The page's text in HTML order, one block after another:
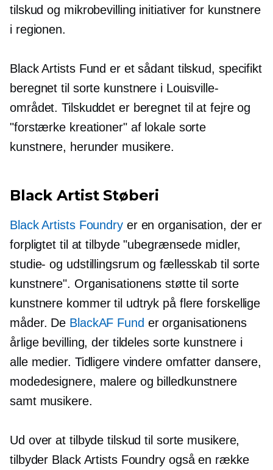
tilskud og mikrobevilling initiativer for kunstnere
i regionen.
Black Artists Fund er et sådant tilskud, specifikt
beregnet til sorte kunstnere i Louisville-
området. Tilskuddet er beregnet til at fejre og
"forstærke kreationer" af lokale sorte
kunstnere, herunder musikere.
Black Artist Støberi
Black Artists Foundryer en organisation, der er
forpligtet til at tilbyde "ubegrænsede midler,
studie- og udstillingsrum og fællesskab til sorte
kunstnere". Organisationens støtte til sorte
kunstnere kommer til udtryk på flere forskellige
måder. De BlackAF Fund er organisationens
årlige bevilling, der tildeles sorte kunstnere i
alle medier. Tidligere vindere omfatter dansere,
modedesignere, malere og billedkunstnere
samt musikere.
Ud over at tilbyde tilskud til sorte musikere,
tilbyder Black Artists Foundry også en række